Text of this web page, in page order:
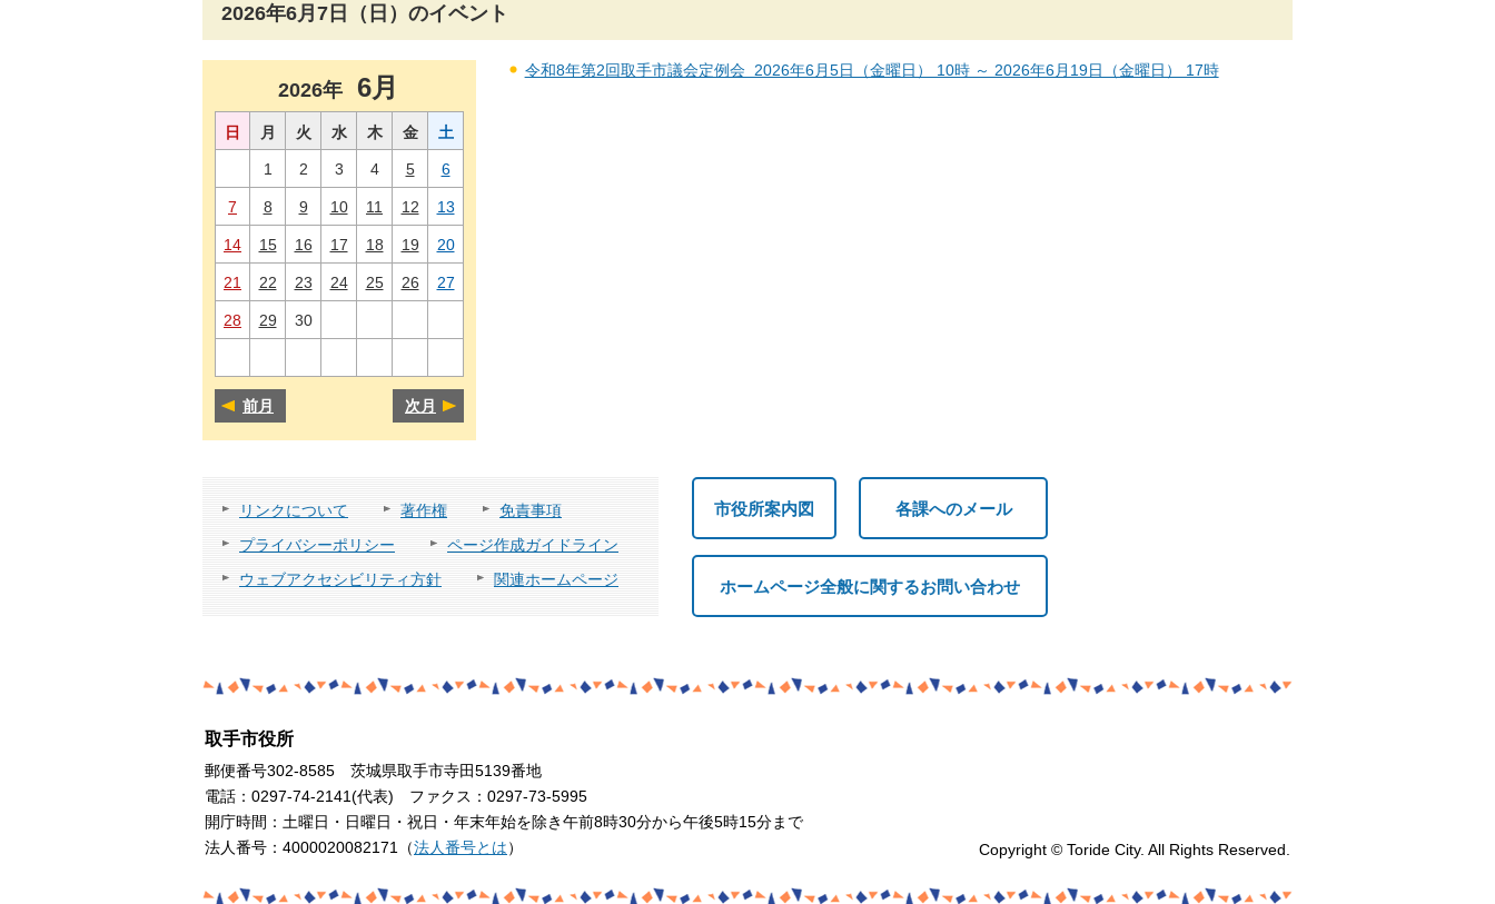
2026年6月7日（日）のイベント
2026年 6月
日 月 火 水 木 金 土
1 2 3 4 5 6
7 8 9 10 11 12 13
14 15 16 17 18 19 20
21 22 23 24 25 26 27
28 29 30
前月 次月
令和8年第2回取手市議会定例会 2026年6月5日（金曜日） 10時 ～ 2026年6月19日（金曜日） 17時
リンクについて 著作権
免責事項
プライバシーポリシー
ページ作成ガイドライン
ウェブアクセシビリティ方針
関連ホームページ
市役所案内図 各課へのメール
ホームページ全般に関するお問い合わせ
取手市役所
郵便番号302-8585 茨城県取手市寺田5139番地
電話：0297-74-2141(代表) ファクス：0297-73-5995
開庁時間：土曜日・日曜日・祝日・年末年始を除き午前8時30分から午後5時15分まで
法人番号：4000020082171（法人番号とは） Copyright © Toride City. All Rights Reserved.